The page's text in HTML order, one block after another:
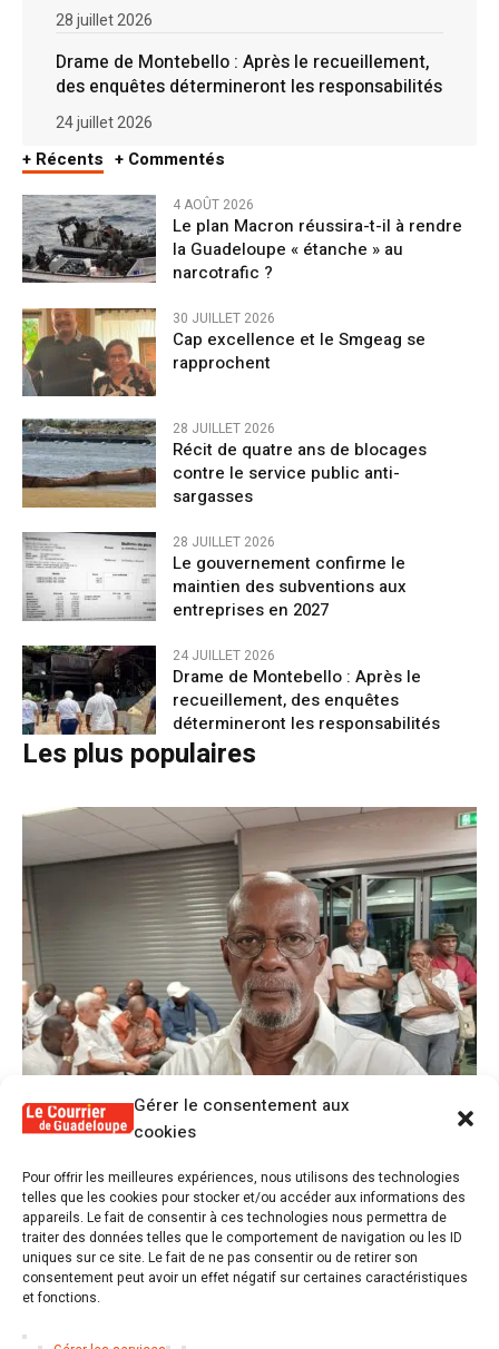
Gérer le consentement aux
cookies
Pour offrir les meilleures expériences, nous utilisons des technologies
telles que les cookies pour stocker et/ou accéder aux informations des
appareils. Le fait de consentir à ces technologies nous permettra de
traiter des données telles que le comportement de navigation ou les ID
uniques sur ce site. Le fait de ne pas consentir ou de retirer son
consentement peut avoir un effet négatif sur certaines caractéristiques
et fonctions.
28 juillet 2026
Drame de Montebello : Après le recueillement,
des enquêtes détermineront les responsabilités
24 juillet 2026
+ Récents + Commentés
4 AOÛT 2026
Le plan Macron réussira-t-il à rendre
la Guadeloupe « étanche » au
narcotrafic ?
30 JUILLET 2026
Cap excellence et le Smgeag se
rapprochent
28 JUILLET 2026
Récit de quatre ans de blocages
contre le service public anti-
sargasses
28 JUILLET 2026
Le gouvernement confirme le
maintien des subventions aux
entreprises en 2027
24 JUILLET 2026
Drame de Montebello : Après le
recueillement, des enquêtes
détermineront les responsabilités
Les plus populaires
1 Alex Lollia : « Cédric Cornet développait
une forme de populisme qui aurait pu se
transformer en macoutisme »
2